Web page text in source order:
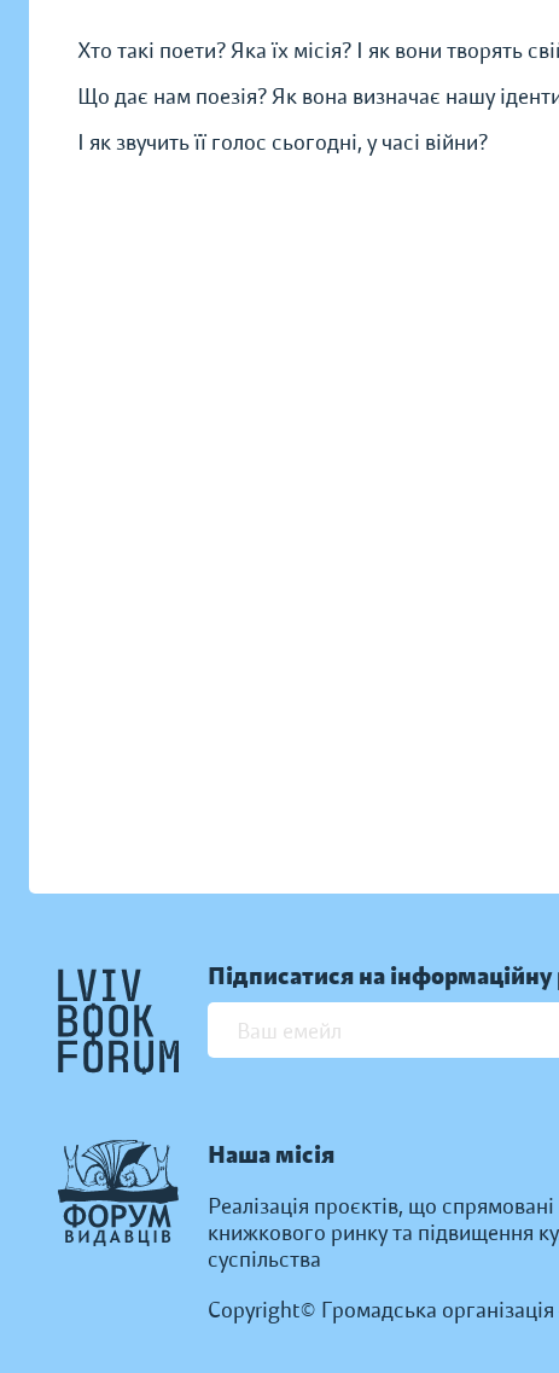
Хто такі поети? Яка їх місія? І як вони творять
Що дає нам поезія? Як вона визначає нашу
І як звучить її голос сьогодні, у часі війни?
Підписатися на інформаційну
Наша місія
Реалізація проєктів, що
книжкового ринку та підвищення
суспільства
Copyright© Громадська